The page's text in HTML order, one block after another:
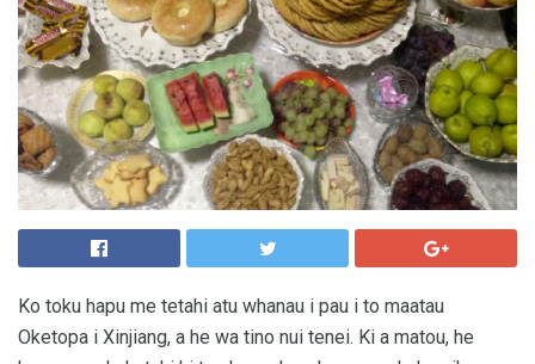
Ko toku hapu me tetahi atu whanau i pau i to maatau
Oketopa i Xinjiang, a he wa tino nui tenei. Ki a matou, he